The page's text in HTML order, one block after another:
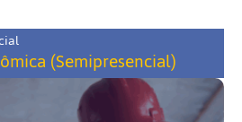
(Semipresencial)